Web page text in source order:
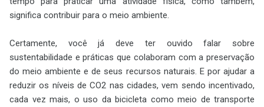
significa contribuir para o meio ambiente.
Certamente, você já deve ter ouvido falar sobre
sustentabilidade e práticas que colaboram com a preservação
do meio ambiente e de seus recursos naturais. E por ajudar a
reduzir os níveis de CO2 nas cidades, vem sendo incentivado,
cada vez mais, o uso da bicicleta como meio de transporte